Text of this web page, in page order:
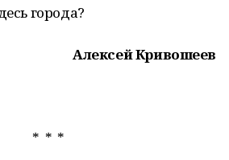
города?
Алексей Кривошеев
* * *